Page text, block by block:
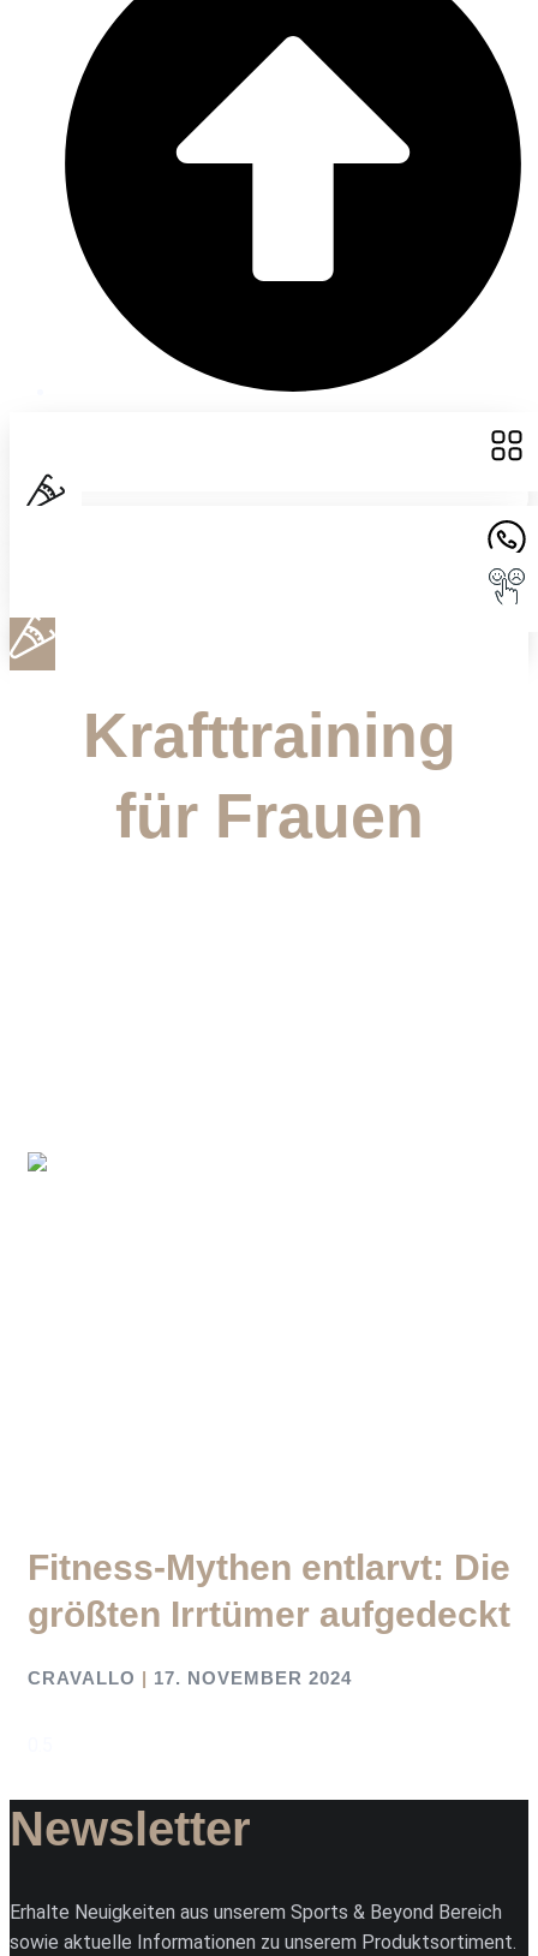
Krafttraining
für Frauen
Fitness-Mythen entlarvt: Die
größten Irrtümer aufgedeckt
CRAVALLO 17. NOVEMBER 2024
Newsletter
Erhalte Neuigkeiten aus unserem Sports & Beyond Bereich
sowie aktuelle Informationen zu unserem Produktsortiment.